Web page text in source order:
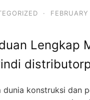
·
Lengkap
dunia konstruksi dan